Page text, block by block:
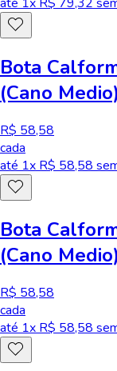
Bota
(Cano
R$ 58,58
cada
até 1x R$ 58,58
Bota
(Cano
R$ 58,58
cada
até 1x R$ 58,58